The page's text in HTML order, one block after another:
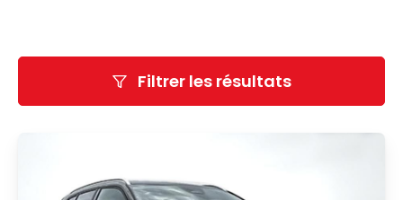
Filtrer les résultats